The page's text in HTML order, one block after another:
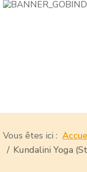
Vous êtes ici :
Kundalini Yoga